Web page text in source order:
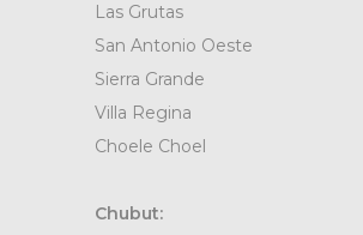
Las Grutas
San Antonio Oeste
Sierra Grande
Villa Regina
Choele Choel
Chubut: